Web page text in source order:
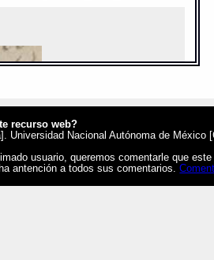
recurso web?
Universidad Nacional Autónoma de
usuario, queremos comentarle que
antención a todos sus comentarios.